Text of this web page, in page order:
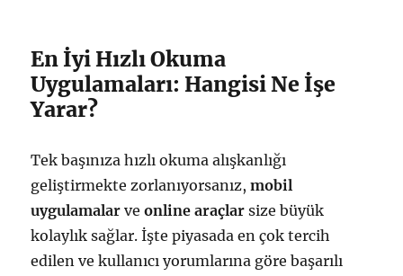
En İyi Hızlı Okuma
Uygulamaları: Hangisi Ne İşe
Yarar?
Tek başınıza hızlı okuma alışkanlığı
geliştirmekte zorlanıyorsanız,mobil
uygulamalar veonline araçlar size büyük
kolaylık sağlar. İşte piyasada en çok tercih
edilen ve kullanıcı yorumlarına göre başarılı